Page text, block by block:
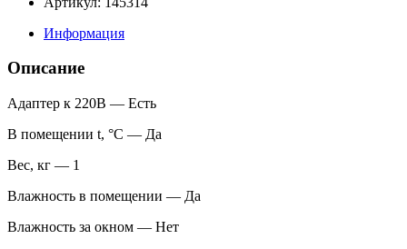
Информация
Описание
Адаптер к 220В — Есть
В помещении t, °С — Да
Вес, кг — 1
Влажность в помещении — Да
Влажность за окном — Нет